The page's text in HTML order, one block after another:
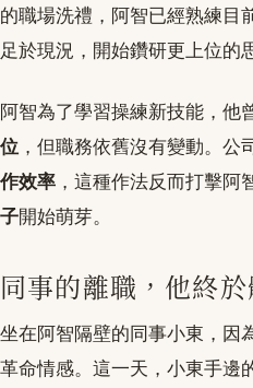
的職場洗禮，阿智已經熟練目
足於現況，開始鑽研更上位的
阿智為了學習操練新技能，他
位 ，但職務依舊沒有變動。公
作效率 ，這種作法反而打擊阿
子開始萌芽。
同事的離職，他終
坐在阿智隔壁的同事小東，因
革命情感。這一天，小東手邊